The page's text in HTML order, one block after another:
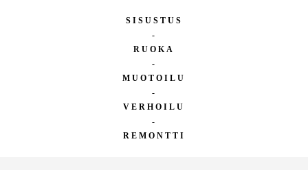
SISUSTUS
-
RUOKA
-
MUOTOILU
-
VERHOILU
-
REMONTTI